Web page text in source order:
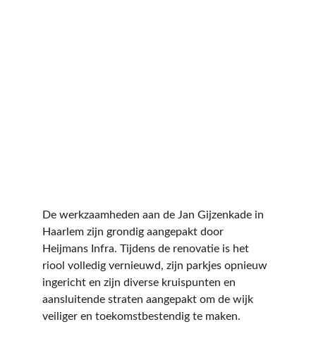
De werkzaamheden aan de Jan Gijzenkade in
Haarlem zijn grondig aangepakt door
Heijmans Infra. Tijdens de renovatie is het
riool volledig vernieuwd, zijn parkjes opnieuw
ingericht en zijn diverse kruispunten en
aansluitende straten aangepakt om de wijk
veiliger en toekomstbestendig te maken.